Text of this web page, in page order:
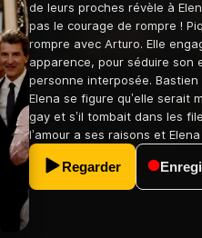
de leurs proches révèle à
pas le courage de rompre !
rompre avec Arturo. Elle
apparence, pour séduire
personne interposée. Bastien
Elena se figure qu’elle serait
gay et s’il tombait dans les
l’amour a ses raisons et
Regarder